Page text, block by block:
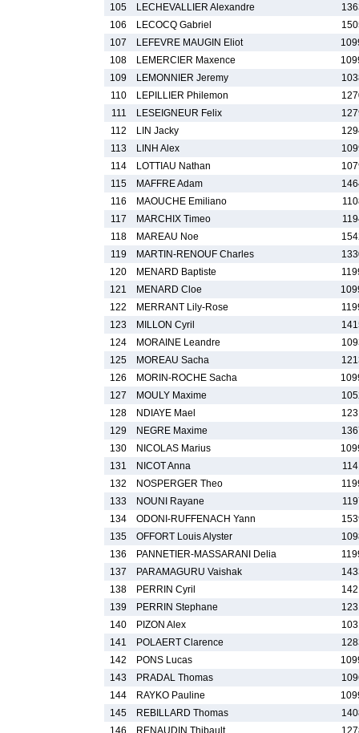
105
LECHEVALLIER Alexandre
106
LECOCQ Gabriel
107
LEFEVRE MAUGIN Eliot
108
LEMERCIER Maxence
109
LEMONNIER Jeremy
110
LEPILLIER Philemon
111
LESEIGNEUR Felix
112
LIN Jacky
113
LINH Alex
114
LOTTIAU Nathan
115
MAFFRE Adam
116
MAOUCHE Emiliano
117
MARCHIX Timeo
118
MAREAU Noe
119
MARTIN-RENOUF Charles
120
MENARD Baptiste
121
MENARD Cloe
122
MERRANT Lily-Rose
123
MILLON Cyril
124
MORAINE Leandre
125
MOREAU Sacha
126
MORIN-ROCHE Sacha
127
MOULY Maxime
128
NDIAYE Mael
129
NEGRE Maxime
130
NICOLAS Marius
131
NICOT Anna
132
NOSPERGER Theo
133
NOUNI Rayane
134
ODONI-RUFFENACH Yann
135
OFFORT Louis Alyster
136
PANNETIER-MASSARANI Delia
137
PARAMAGURU Vaishak
138
PERRIN Cyril
139
PERRIN Stephane
140
PIZON Alex
141
POLAERT Clarence
142
PONS Lucas
143
PRADAL Thomas
144
RAYKO Pauline
145
REBILLARD Thomas
146
RENAUDIN Thibault